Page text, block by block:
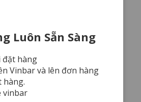
Luôn Sẵn Sàng
đặt hàng
Vinbar và lên đơn hàng
hàng.
vinbar